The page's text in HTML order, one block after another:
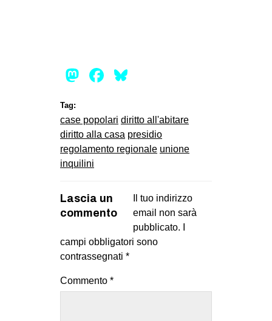
Mastodon
Facebook
Tag:
case popolari diritto all'abitare
diritto alla casa presidio
regolamento regionale unione
inquilini
Lascia un
commento
Il tuo indirizzo
email non sarà
pubblicato.
campi obbligatori sono
contrassegnati *
Commento *